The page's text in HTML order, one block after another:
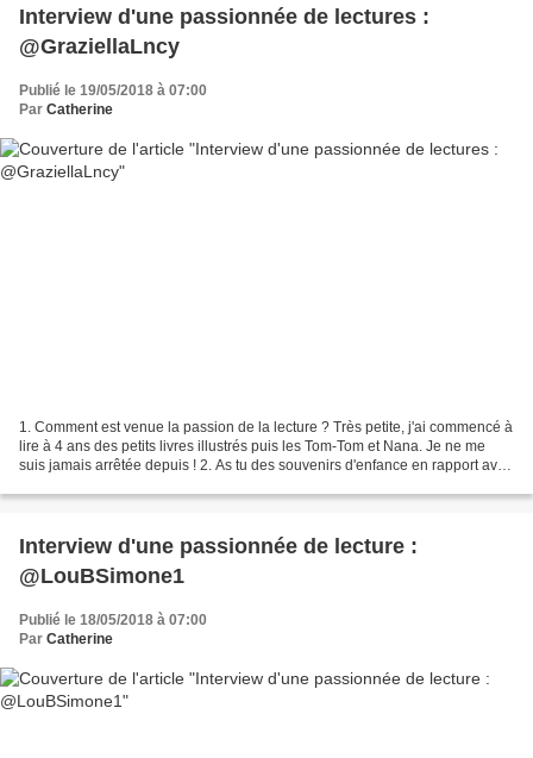
Interview d'une passionnée de lectures :
@GraziellaLncy
Publié le 19/05/2018 à 07:00
Par Catherine
1. Comment est venue la passion de la lecture ? Très petite, j'ai commencé à
lire à 4 ans des petits livres illustrés puis les Tom-Tom et Nana. Je ne me
suis jamais arrêtée depuis ! 2. As tu des souvenirs d'enfance en rapport avec
Interview d'une passionnée de lecture :
@LouBSimone1
Publié le 18/05/2018 à 07:00
Par Catherine